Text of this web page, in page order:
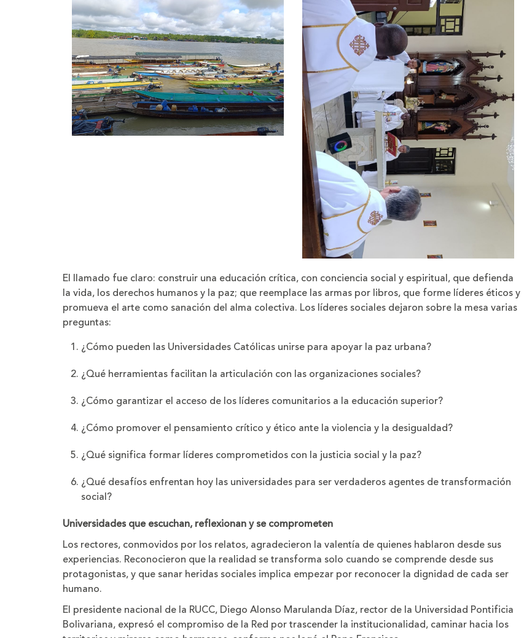
El llamado fue claro: construir una educación crítica, con conciencia social y espiritual, que defienda
la vida, los derechos humanos y la paz; que reemplace las armas por libros, que forme líderes éticos y
promueva el arte como sanación del alma colectiva. Los líderes sociales dejaron sobre la mesa varias
preguntas:
¿Cómo pueden las Universidades Católicas unirse para apoyar la paz urbana?
¿Qué herramientas facilitan la articulación con las organizaciones sociales?
¿Cómo garantizar el acceso de los líderes comunitarios a la educación superior?
¿Cómo promover el pensamiento crítico y ético ante la violencia y la desigualdad?
¿Qué significa formar líderes comprometidos con la justicia social y la paz?
¿Qué desafíos enfrentan hoy las universidades para ser verdaderos agentes de transformación
social?
Universidades que escuchan, reflexionan y se comprometen
Los rectores, conmovidos por los relatos, agradecieron la valentía de quienes hablaron desde sus
experiencias. Reconocieron que la realidad se transforma solo cuando se comprende desde sus
protagonistas, y que sanar heridas sociales implica empezar por reconocer la dignidad de cada ser
humano.
El presidente nacional de la RUCC, Diego Alonso Marulanda Díaz, rector de la Universidad Pontificia
Bolivariana, expresó el compromiso de la Red por trascender la institucionalidad, caminar hacia los